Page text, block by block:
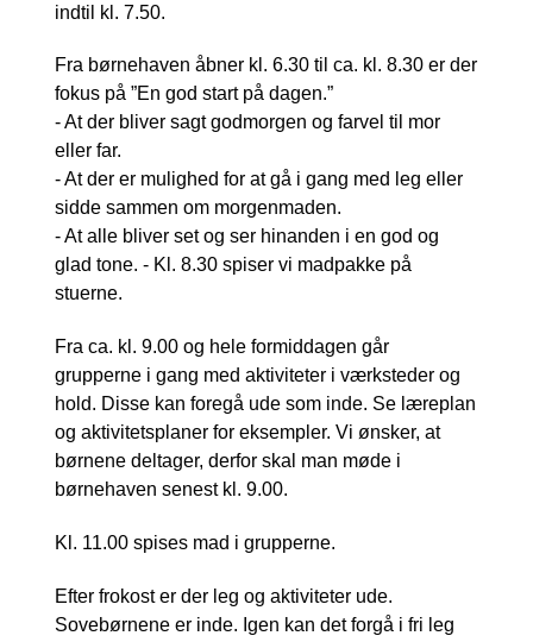
indtil kl. 7.50.
Fra børnehaven åbner kl. 6.30 til ca. kl. 8.30 er der
fokus på ”En god start på dagen.”
- At der bliver sagt godmorgen og farvel til mor
eller far.
- At der er mulighed for at gå i gang med leg eller
sidde sammen om morgenmaden.
- At alle bliver set og ser hinanden i en god og
glad tone. - Kl. 8.30 spiser vi madpakke på
stuerne.
Fra ca. kl. 9.00 og hele formiddagen går
grupperne i gang med aktiviteter i værksteder og
hold. Disse kan foregå ude som inde. Se læreplan
og aktivitetsplaner for eksempler. Vi ønsker, at
børnene deltager, derfor skal man møde i
børnehaven senest kl. 9.00.
Kl. 11.00 spises mad i grupperne.
Efter frokost er der leg og aktiviteter ude.
Sovebørnene er inde. Igen kan det forgå i fri leg